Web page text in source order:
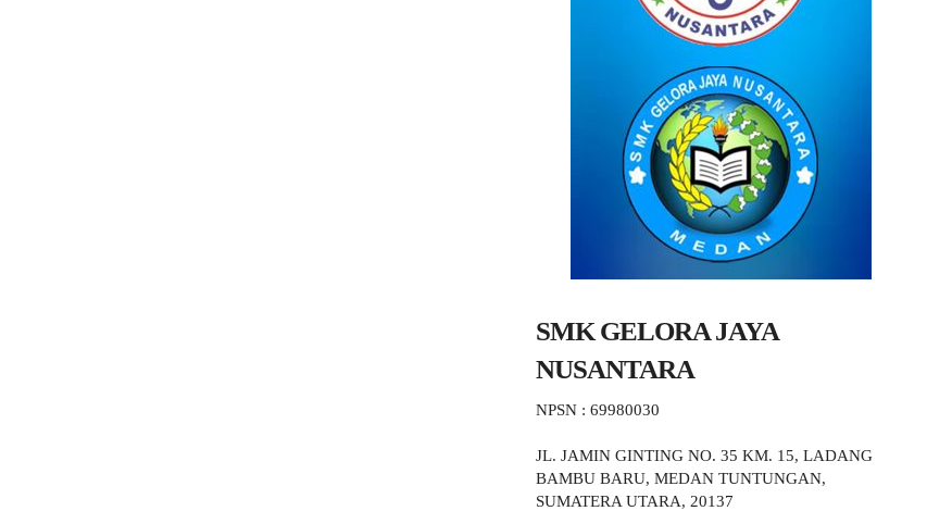
SMK GELORA JAYA
NUSANTARA
NPSN : 69980030
JL. JAMIN GINTING NO. 35 KM. 15, LADANG
BAMBU BARU, MEDAN TUNTUNGAN,
SUMATERA UTARA, 20137